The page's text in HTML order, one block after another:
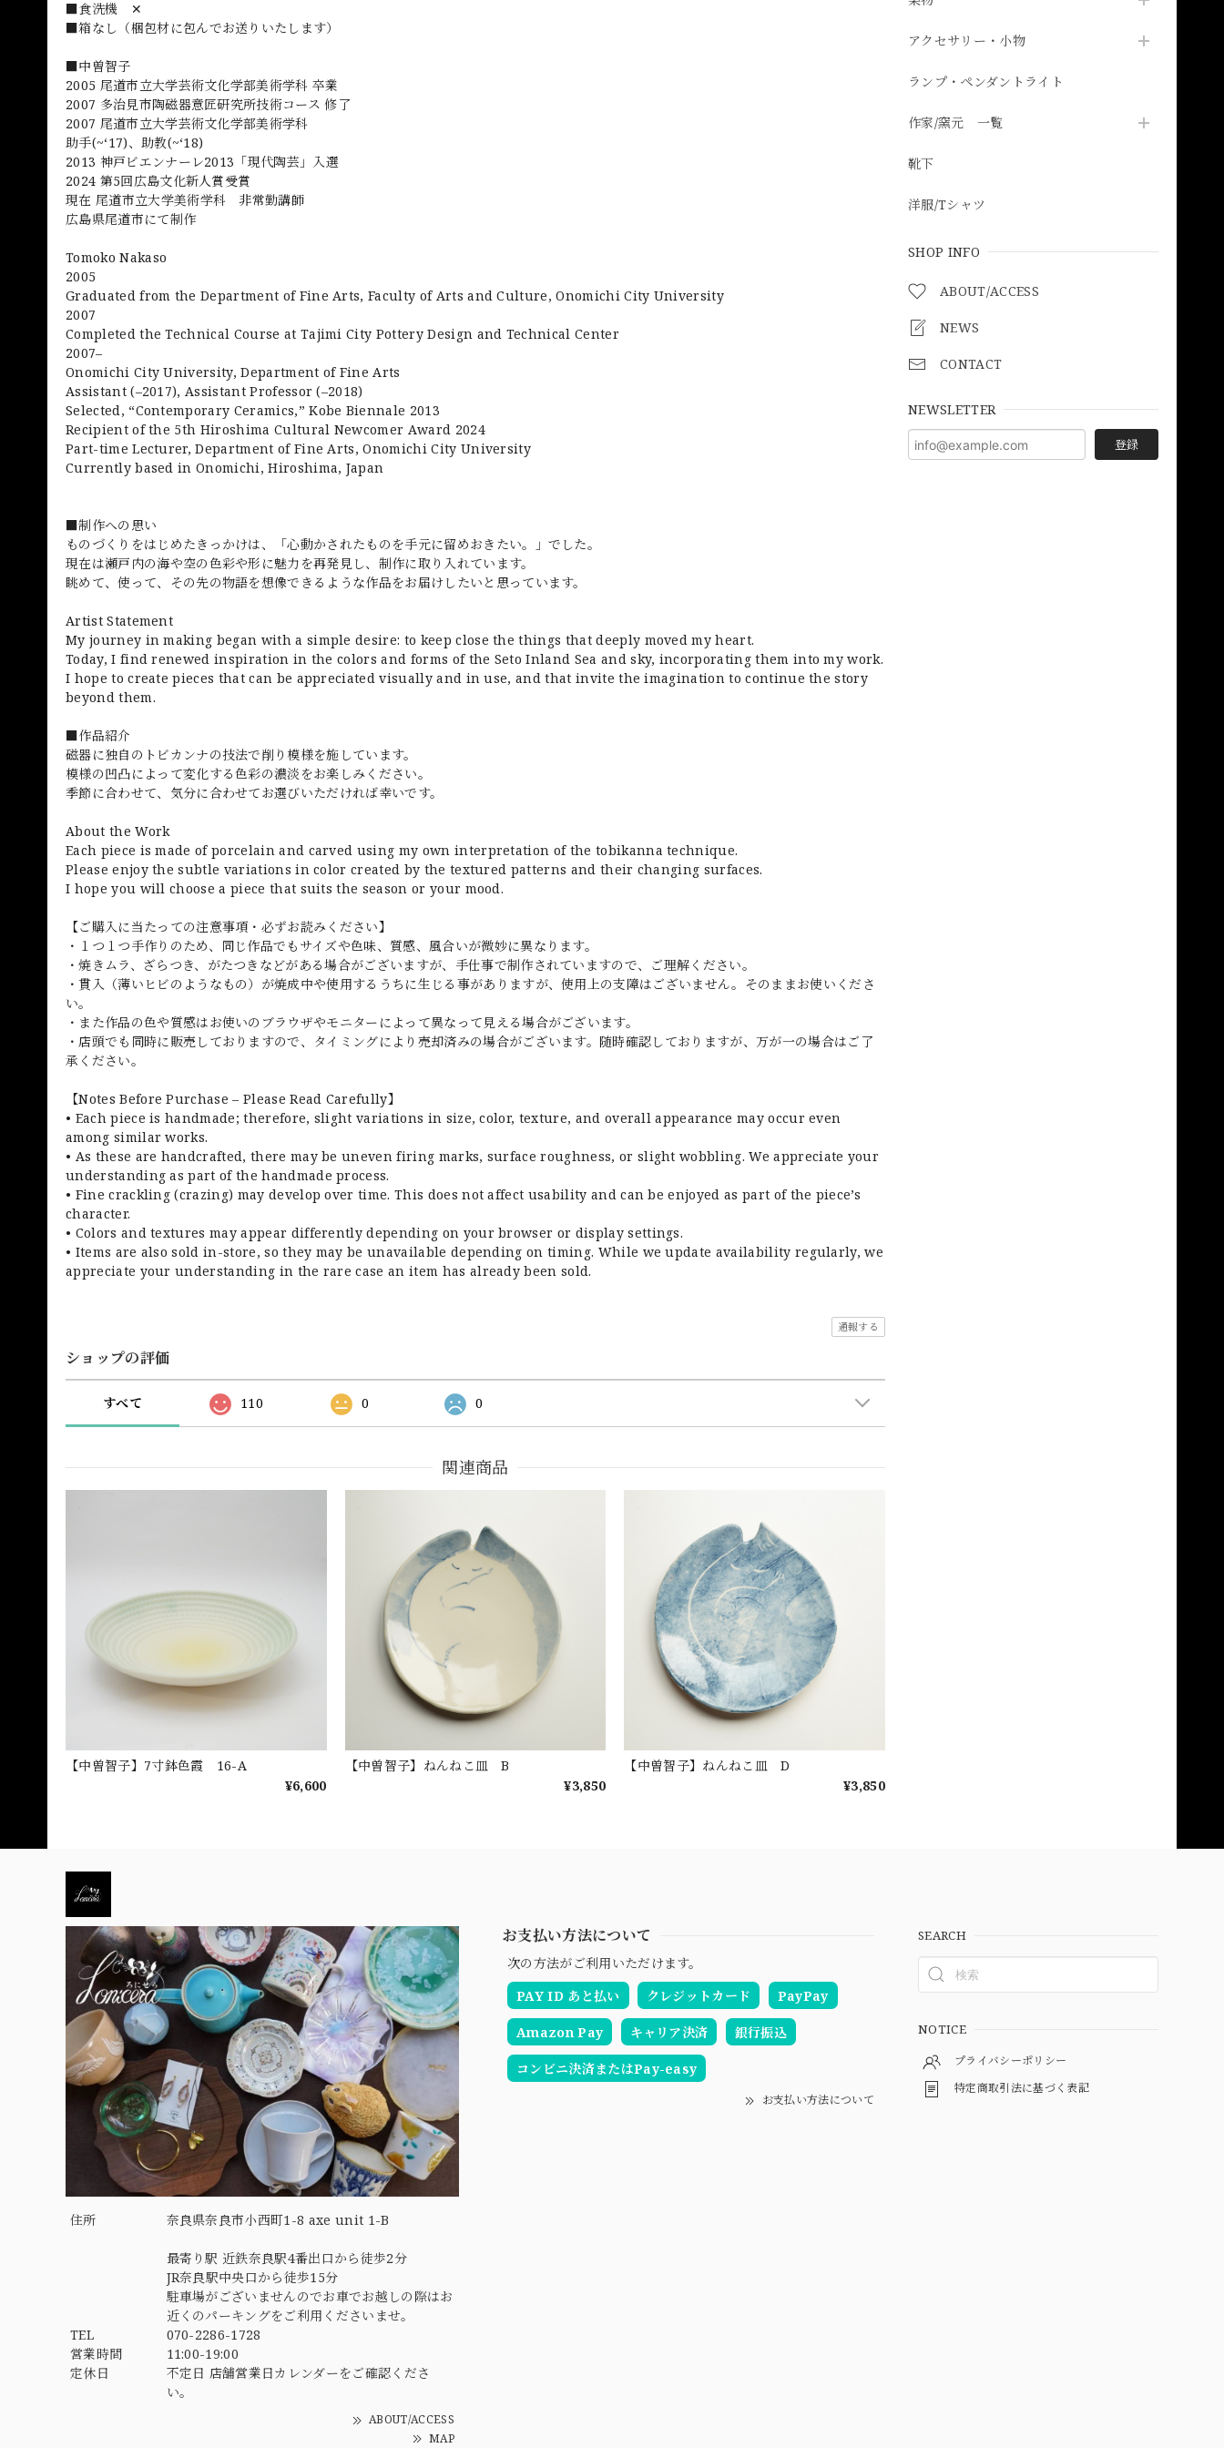
アクセサリー・小物
ランプ・ペンダントライト
作家/窯元 一覧
靴下
洋服/Tシャツ
SHOP INFO
ABOUT/ACCESS
NEWS
CONTACT
NEWSLETTER
登録
■食洗機 ✕
■箱なし（梱包材に包んでお送りいたします）
■中曽智子
2005 尾道市立大学芸術文化学部美術学科 卒業
2007 多治見市陶磁器意匠研究所技術コース 修了
2007 尾道市立大学芸術文化学部美術学科
助手(~‘17)、助教(~‘18)
2013 神戸ビエンナーレ2013「現代陶芸」入選
2024 第5回広島文化新人賞受賞
現在 尾道市立大学美術学科 非常勤講師
広島県尾道市にて制作
Tomoko Nakaso
2005
Graduated from the Department of Fine Arts, Faculty of Arts and Culture, Onomichi City University
2007
Completed the Technical Course at Tajimi City Pottery Design and Technical Center
2007–
Onomichi City University, Department of Fine Arts
Assistant (–2017), Assistant Professor (–2018)
Selected, “Contemporary Ceramics,” Kobe Biennale 2013
Recipient of the 5th Hiroshima Cultural Newcomer Award 2024
Part-time Lecturer, Department of Fine Arts, Onomichi City University
Currently based in Onomichi, Hiroshima, Japan
■制作への思い
ものづくりをはじめたきっかけは、「心動かされたものを手元に留めおきたい。」でした。
現在は瀬戸内の海や空の色彩や形に魅力を再発見し、制作に取り入れています。
眺めて、使って、その先の物語を想像できるような作品をお届けしたいと思っています。
Artist Statement
My journey in making began with a simple desire: to keep close the things that deeply moved my heart.
Today, I find renewed inspiration in the colors and forms of the Seto Inland Sea and sky, incorporating them into my work.
I hope to create pieces that can be appreciated visually and in use, and that invite the imagination to continue the story
beyond them.
■作品紹介
磁器に独自のトビカンナの技法で削り模様を施しています。
模様の凹凸によって変化する色彩の濃淡をお楽しみください。
季節に合わせて、気分に合わせてお選びいただければ幸いです。
About the Work
Each piece is made of porcelain and carved using my own interpretation of the tobikanna technique.
Please enjoy the subtle variations in color created by the textured patterns and their changing surfaces.
I hope you will choose a piece that suits the season or your mood.
【ご購入に当たっての注意事項・必ずお読みください】
・１つ１つ手作りのため、同じ作品でもサイズや色味、質感、風合いが微妙に異なります。
・焼きムラ、ざらつき、がたつきなどがある場合がございますが、手仕事で制作されていますので、ご理解ください。
・貫入（薄いヒビのようなもの）が焼成中や使用するうちに生じる事がありますが、使用上の支障はございません。そのままお使いくださ
い。
・また作品の色や質感はお使いのブラウザやモニターによって異なって見える場合がございます。
・店頭でも同時に販売しておりますので、タイミングにより売却済みの場合がございます。随時確認しておりますが、万が一の場合はご了
承ください。
【Notes Before Purchase – Please Read Carefully】
• Each piece is handmade; therefore, slight variations in size, color, texture, and overall appearance may occur even
among similar works.
• As these are handcrafted, there may be uneven firing marks, surface roughness, or slight wobbling. We appreciate your
understanding as part of the handmade process.
• Fine crackling (crazing) may develop over time. This does not affect usability and can be enjoyed as part of the piece’s
character.
• Colors and textures may appear differently depending on your browser or display settings.
• Items are also sold in-store, so they may be unavailable depending on timing. While we update availability regularly, we
appreciate your understanding in the rare case an item has already been sold.
通報する
ショップの評価
すべて 110 0 0
関連商品
【中曽智子】7寸鉢色霞 16-A
¥6,600
【中曽智子】ねんねこ皿 B
¥3,850
【中曽智子】ねんねこ皿 D
¥3,850
住所 奈良県奈良市小西町1-8 axe unit 1-B
最寄り駅 近鉄奈良駅4番出口から徒歩2分
JR奈良駅中央口から徒歩15分
駐車場がございませんのでお車でお越しの際はお
近くのパーキングをご利用くださいませ。
TEL
070-2286-1728
営業時間
11:00-19:00
定休日
不定日 店舗営業日カレンダーをご確認くださ
い。
ABOUT/ACCESS
MAP
お支払い方法について
次の方法がご利用いただけます。
PAY ID あと払い
クレジットカード PayPay
Amazon Pay キャリア決済 銀行振込
コンビニ決済またはPay-easy
お支払い方法について
SEARCH
NOTICE
プライバシーポリシー
特定商取引法に基づく表記